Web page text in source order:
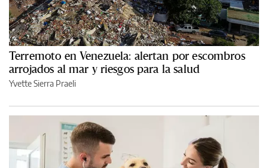
Terremoto en Venezuela: alertan por escombros
arrojados al mar y riesgos para la salud
Yvette Sierra Praeli